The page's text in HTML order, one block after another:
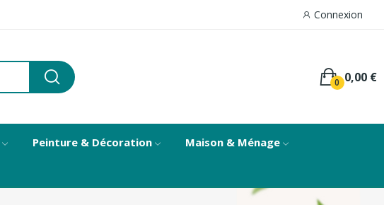
Connexion
0,00 €
0
Peinture & Décoration
Maison & Ménage